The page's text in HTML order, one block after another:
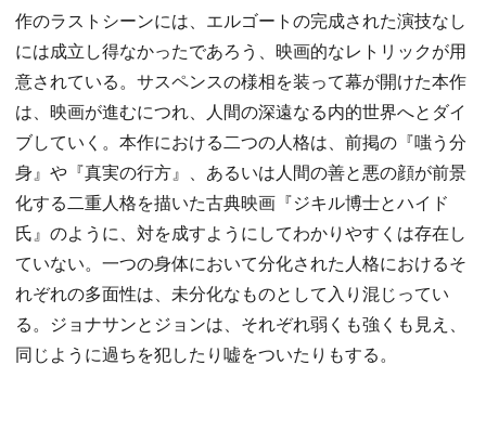
作のラストシーンには、エルゴートの完成された演技なし
には成立し得なかったであろう、映画的なレトリックが用
意されている。サスペンスの様相を装って幕が開けた本作
は、映画が進むにつれ、人間の深遠なる内的世界へとダイ
ブしていく。本作における二つの人格は、前掲の『嗤う分
身』や『真実の行方』、あるいは人間の善と悪の顔が前景
化する二重人格を描いた古典映画『ジキル博士とハイド
氏』のように、対を成すようにしてわかりやすくは存在し
ていない。一つの身体において分化された人格におけるそ
れぞれの多面性は、未分化なものとして入り混じってい
る。ジョナサンとジョンは、それぞれ弱くも強くも見え、
同じように過ちを犯したり嘘をついたりもする。